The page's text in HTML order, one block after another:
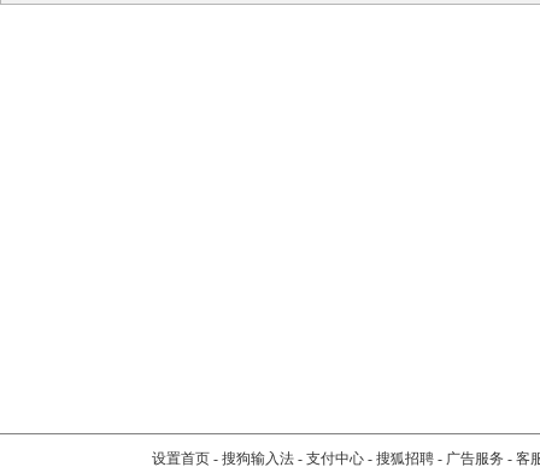
设置首页- 搜狗输入法- 支付中心- 搜狐招聘- 广告服务 - 客